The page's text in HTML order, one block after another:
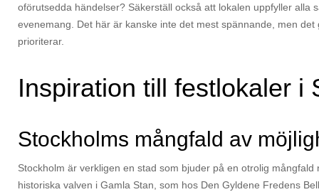
oförutsedda händelser? Säkerställ också att lokalen uppfyller
evenemang. Det här är kanske inte det mest spännande, men
prioriterar.
Inspiration till festlokaler i
Stockholms mångfald av
Stockholm är verkligen en stad som bjuder på en otrolig
historiska valven i Gamla Stan, som hos Den Gyldene Fredens